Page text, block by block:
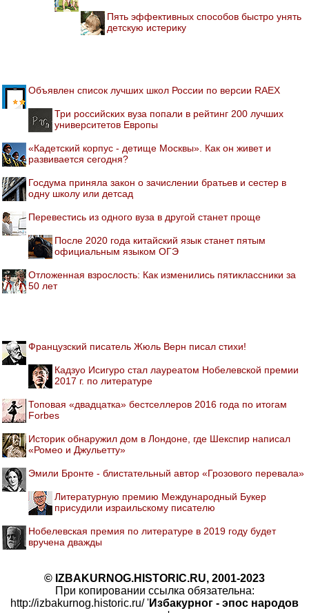
Пять эффективных способов быстро унять
детскую истерику
Объявлен список лучших школ России по версии RAEX
Три российских вуза попали в рейтинг 200 лучших
университетов Европы
«Кадетский корпус - детище Москвы». Как он живет и
развивается сегодня?
Госдума приняла закон о зачислении братьев и сестер в
одну школу или детсад
Перевестись из одного вуза в другой станет проще
После 2020 года китайский язык станет пятым
официальным языком ОГЭ
Отложенная взрослость: Как изменились пятиклассники за
50 лет
Французский писатель Жюль Верн писал стихи!
Кадзуо Исигуро стал лауреатом Нобелевской премии
2017 г. по литературе
Топовая «двадцатка» бестселлеров 2016 года по итогам
Forbes
Историк обнаружил дом в Лондоне, где Шекспир написал
«Ромео и Джульетту»
Эмили Бронте - блистательный автор «Грозового перевала»
Литературную премию Международный Букер
присудили израильскому писателю
Нобелевская премия по литературе в 2019 году будет
вручена дважды
© IZBAKURNOG.HISTORIC.RU, 2001-2023
При копировании ссылка обязательна:
http://izbakurnog.historic.ru/ 'Избакурног - эпос народов